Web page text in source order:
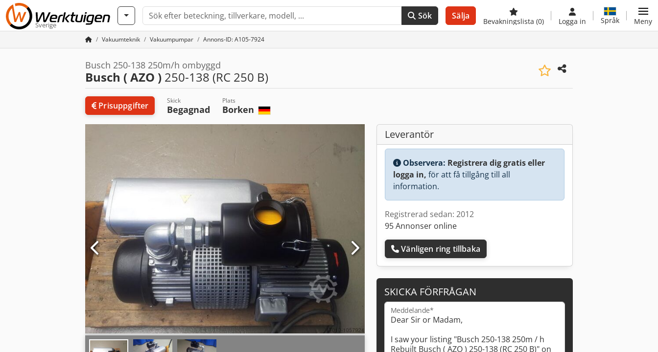
Sverige
Sök Sälja
Bevakningslista (0) Logga in Språk Meny
Vakuumteknik Vakuumpumpar Annons-ID: A105-7924
Busch 250-138 250m/h ombyggd
Busch ( AZO ) 250-138 (RC 250 B)
Prisuppgifter Skick
Begagnad
Plats
Borken
Leverantör
Observera: Registrera dig gratis eller
logga in, för att få tillgång till all
information.
Registrerad sedan: 2012
95 Annonser online
Vänligen ring tillbaka
SKICKA FÖRFRÅGAN
Meddelande*